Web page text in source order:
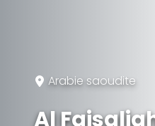
Arabie saoudite
Al